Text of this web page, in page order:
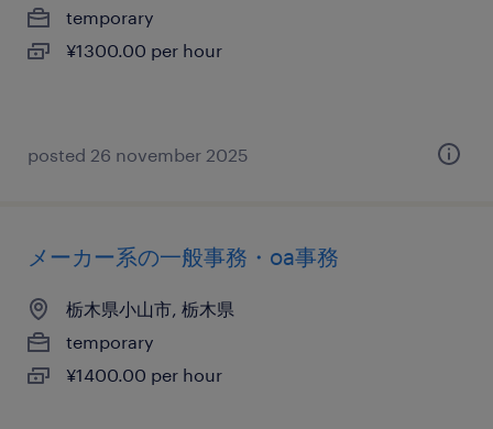
temporary
¥1300.00 per hour
posted 26 november 2025
メーカー系の一般事務・oa事務
栃木県小山市, 栃木県
temporary
¥1400.00 per hour